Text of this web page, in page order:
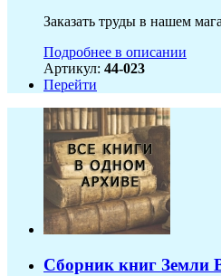
Заказать труды в нашем
Подробнее в описании
Артикул: 44-023
Перейти
Сборник книг Земли